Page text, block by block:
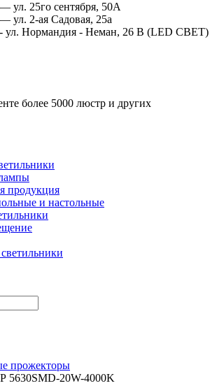
— ул. 25го сентября, 50А
— ул. 2-ая Садовая, 25а
- ул. Нормандия - Неман, 26 В (LED СВЕТ)
более 5000 люстр и других
продукция
и настольные
прожекторы
20W-4000K